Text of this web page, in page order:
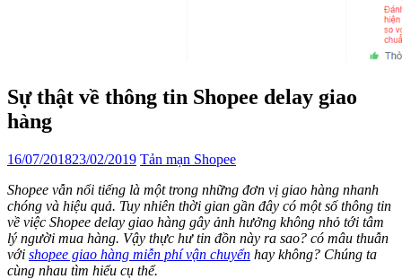
Sự thật về thông tin Shopee delay giao
hàng
16/07/201823/02/2019 Tản mạn Shopee
Shopee vẫn nổi tiếng là một trong những đơn vị giao hàng nhanh
chóng và hiệu quả. Tuy nhiên thời gian gần đây có một số thông tin
về việc Shopee delay giao hàng gây ảnh hưởng không nhỏ tới tâm
lý người mua hàng. Vậy thực hư tin đồn này ra sao? có mâu thuẫn
với shopee giao hàng miễn phí vận chuyển hay không? Chúng ta
cùng nhau tìm hiểu cụ thể.